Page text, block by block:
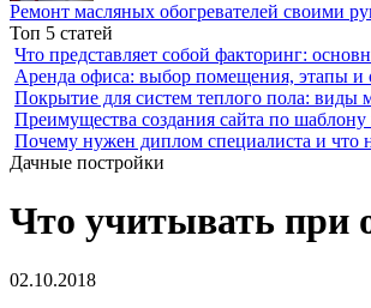
Ремонт масляных обогревателей своими
Топ 5 статей
Что представляет собой факторинг:
Аренда офиса: выбор помещения, этапы
Покрытие для систем теплого пола: виды
Преимущества создания сайта по
Почему нужен диплом специалиста и что
Дачные постройки
Что учитывать при
02.10.2018